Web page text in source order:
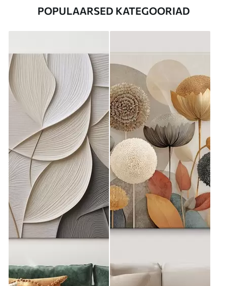
POPULAARSED KATEGOORIAD